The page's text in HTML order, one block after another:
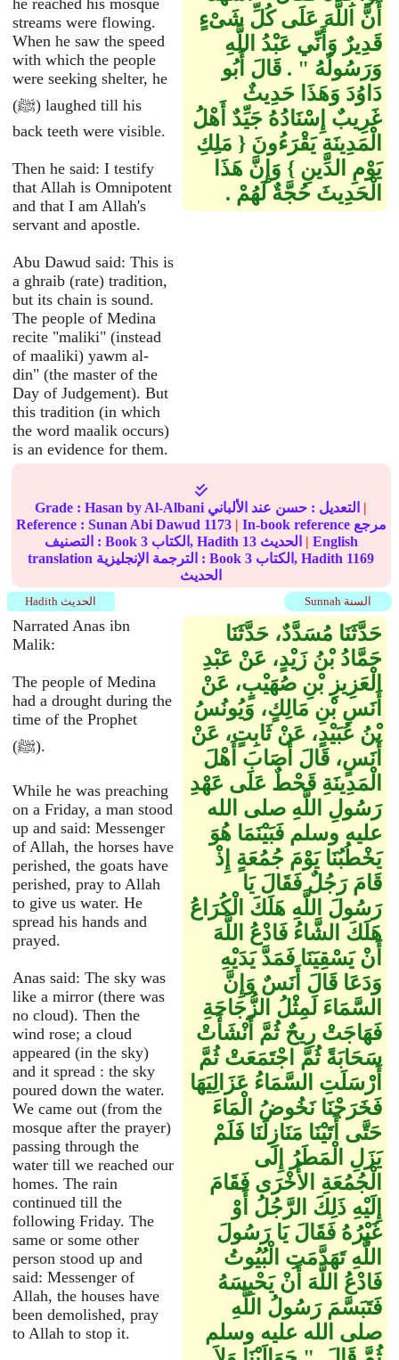
he reached his mosque
streams were flowing.
When he saw the speed
with which the people
were seeking shelter, he
(ﷺ) laughed till his
back teeth were visible.
Then he said: I testify
that Allah is Omnipotent
and that I am Allah's
servant and apostle.
Abu Dawud said: This is
a ghraib (rate) tradition,
but its chain is sound.
The people of Medina
recite "maliki" (instead
of maaliki) yawm al-
din" (the master of the
Day of Judgement). But
this tradition (in which
the word maalik occurs)
is an evidence for them.
أَنَّ اللَّهَ عَلَى كُلِّ شَىْءٍ
قَدِيرٌ وَأَنِّي عَبْدُ اللَّهِ
وَرَسُولُهُ ‏"‏ ‏.‏ قَالَ أَبُو
دَاوُدَ وَهَذَا حَدِيثٌ
غَرِيبٌ إِسْنَادُهُ جَيِّدٌ أَهْلُ
الْمَدِينَةِ يَقْرَءُونَ ‏{‏ مَلِكِ
يَوْمِ الدِّينِ ‏}‏ وَإِنَّ هَذَا
الْحَدِيثَ حُجَّةٌ لَهُمْ ‏.‏
Grade :Hasan by Al-Albani التعديل : حسن
|
Reference : Sunan Abi Dawud 1173 | In-book reference مرجع
التصنيف : Book 3 الكتاب, Hadith 13 | English
translation الترجمة الإنجليزية : Book3 الكتاب, Hadith 1169
الحديث
Sunnah السنة Hadith الحديث
Narrated Anas ibn
Malik:
The people of Medina
had a drought during the
time of the Prophet
(ﷺ).
While he was preaching
on a Friday, a man stood
up and said: Messenger
of Allah, the horses have
perished, the goats have
perished, pray to Allah
to give us water. He
spread his hands and
prayed.
Anas said: The sky was
like a mirror (there was
no cloud). Then the
wind rose; a cloud
appeared (in the sky)
and it spread : the sky
poured down the water.
We came out (from the
mosque after the prayer)
passing through the
water till we reached our
homes. The rain
continued till the
following Friday. The
same or some other
person stood up and
said: Messenger of
Allah, the houses have
been demolished, pray
to Allah to stop it.
حَدَّثَنَا مُسَدَّدٌ، حَدَّثَنَا
حَمَّادُ بْنُ زَيْدٍ، عَنْ عَبْدِ
الْعَزِيزِ بْنِ صُهَيْبٍ، عَنْ
أَنَسِ بْنِ مَالِكٍ، وَيُونُسُ
بْنُ عُبَيْدٍ، عَنْ ثَابِتٍ، عَنْ
أَنَسٍ، قَالَ أَصَابَ أَهْلَ
الْمَدِينَةِ قَحْطٌ عَلَى عَهْدِ
رَسُولِ اللَّهِ صلى الله
عليه وسلم فَبَيْنَمَا هُوَ
يَخْطُبُنَا يَوْمَ جُمُعَةٍ إِذْ
قَامَ رَجُلٌ فَقَالَ يَا
رَسُولَ اللَّهِ هَلَكَ الْكُرَاعُ
هَلَكَ الشَّاءُ فَادْعُ اللَّهَ
أَنْ يَسْقِيَنَا فَمَدَّ يَدَيْهِ
وَدَعَا قَالَ أَنَسٌ وَإِنَّ
السَّمَاءَ لَمِثْلُ الزُّجَاجَةِ
فَهَاجَتْ رِيحٌ ثُمَّ أَنْشَأَتْ
سَحَابَةً ثُمَّ اجْتَمَعَتْ ثُمَّ
أَرْسَلَتِ السَّمَاءُ عَزَالِيَهَا
فَخَرَجْنَا نَخُوضُ الْمَاءَ
حَتَّى أَتَيْنَا مَنَازِلَنَا فَلَمْ
يَزَلِ الْمَطَرُ إِلَى
الْجُمُعَةِ الأُخْرَى فَقَامَ
إِلَيْهِ ذَلِكَ الرَّجُلُ أَوْ
غَيْرُهُ فَقَالَ يَا رَسُولَ
اللَّهِ تَهَدَّمَتِ الْبُيُوتُ
فَادْعُ اللَّهَ أَنْ يَحْبِسَهُ
فَتَبَسَّمَ رَسُولُ اللَّهِ
صلى الله عليه وسلم